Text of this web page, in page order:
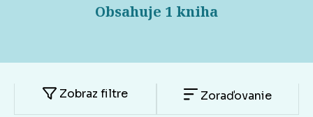
Obsahuje 1 kniha
Zobraz filtre Zoraďovanie